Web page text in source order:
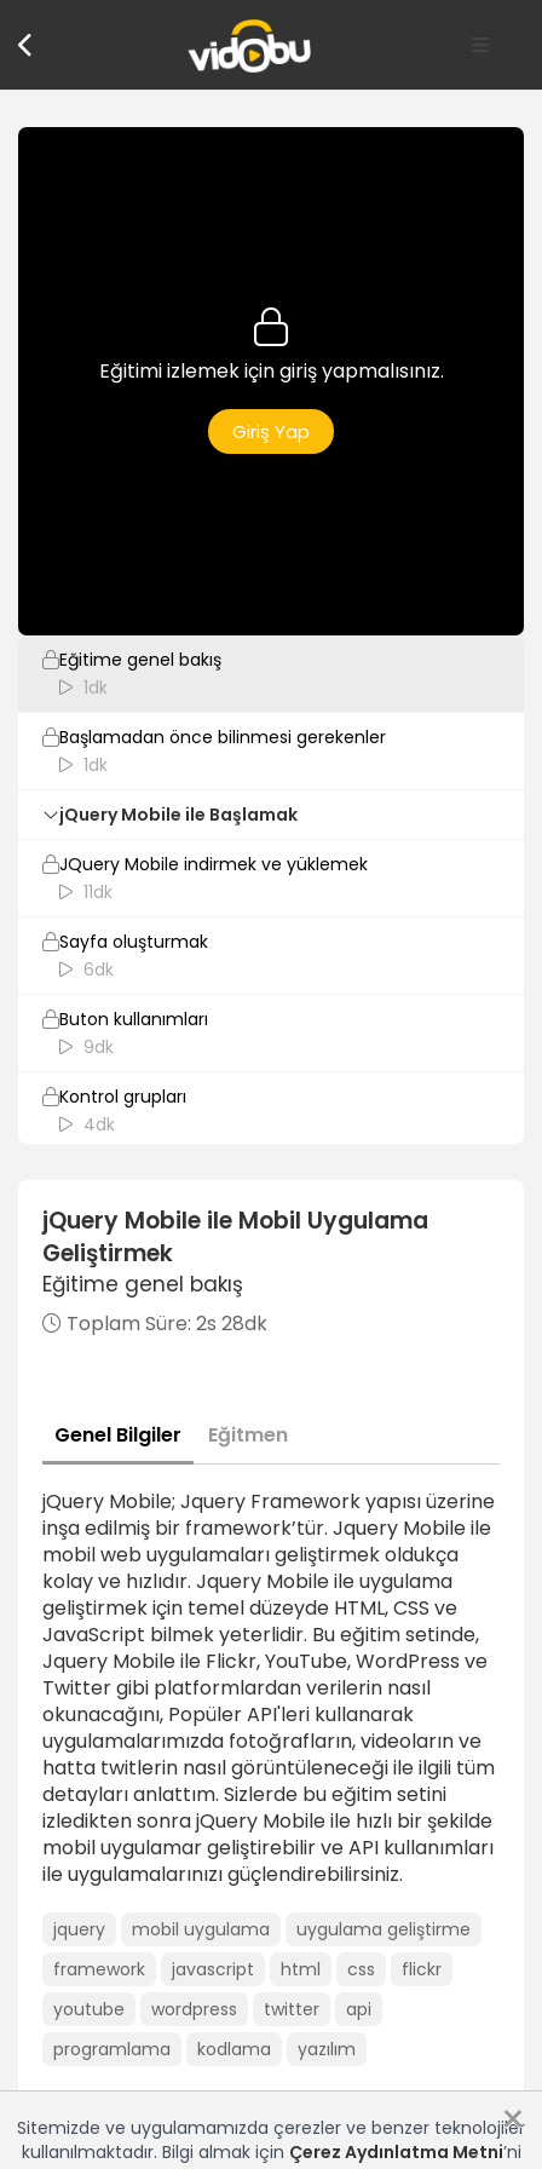
Eğitimi izlemek için giriş yapmalısınız.
Giriş Yap
Eğitime genel bakış
1dk
Başlamadan önce bilinmesi gerekenler
1dk
jQuery Mobile ile Başlamak
JQuery Mobile indirmek ve yüklemek
11dk
Sayfa oluşturmak
6dk
Buton kullanımları
9dk
Kontrol grupları
4dk
Footer alanına ikonlar eklemek
5dk
Dinamik İçerikler Oluşturmak
Uygulamamıza feed import etmek
Sayfa şablonlarını oluşturmak
6dk
Dinamik filtrelenebilir liste öğeleri
9dk
Listeye resim eklemek ve Bağlantı sorunlarını
çözmek
5dk
Dinamik Toolbar Oluşturmak
Dinamik geri butonu oluşturmak
3dk
Menüler için başlıkları eklemek
2dk
4dk
Feed’ler için sayfa hazırlamak
5dk
jQuery Mobile ile Mobil Uygulama
Geliştirmek
Eğitime genel bakış
Toplam Süre: 2s 28dk
Genel Bilgiler Eğitmen
jQuery Mobile; Jquery Framework yapısı üzerine
inşa edilmiş bir framework’tür. Jquery Mobile ile
mobil web uygulamaları geliştirmek oldukça
kolay ve hızlıdır. Jquery Mobile ile uygulama
geliştirmek için temel düzeyde HTML, CSS ve
JavaScript bilmek yeterlidir. Bu eğitim setinde,
Jquery Mobile ile Flickr, YouTube, WordPress ve
Twitter gibi platformlardan verilerin nasıl
okunacağını, Popüler API'leri kullanarak
uygulamalarımızda fotoğrafların, videoların ve
hatta twitlerin nasıl görüntüleneceği ile ilgili tüm
detayları anlattım. Sizlerde bu eğitim setini
izledikten sonra jQuery Mobile ile hızlı bir şekilde
mobil uygulamar geliştirebilir ve API kullanımları
ile uygulamalarınızı güçlendirebilirsiniz.
jquery mobil uygulama
uygulama geliştirme
framework
javascript html css
flickr
youtube
wordpress twitter
api
programlama
kodlama yazılım
×
Sitemizde ve uygulamamızda çerezler ve benzer teknolojiler
kullanılmaktadır. Bilgi almak için Çerez Aydınlatma Metni’ni